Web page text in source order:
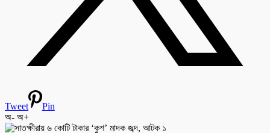
Tweet
Pin
অ- অ+